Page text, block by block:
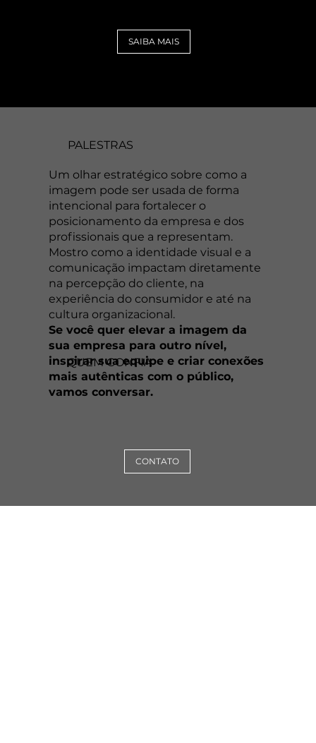
SAIBA MAIS
PALESTRAS
Um olhar estratégico sobre como a
imagem pode ser usada de forma
intencional para fortalecer o
posicionamento da empresa e dos
profissionais que a representam.
Mostro como a identidade visual e a
comunicação impactam diretamente
na percepção do cliente, na
experiência do consumidor e até na
cultura organizacional.
Se você quer elevar a imagem da
sua empresa para outro nível,
inspirar sua equipe e criar conexões
mais autênticas com o público,
vamos conversar.
QUEM CONFIA
CONTATO